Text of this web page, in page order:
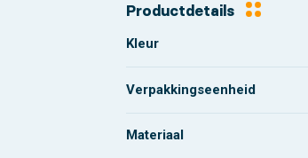
Productdetails
Kleur
Verpakkingseenheid
Materiaal